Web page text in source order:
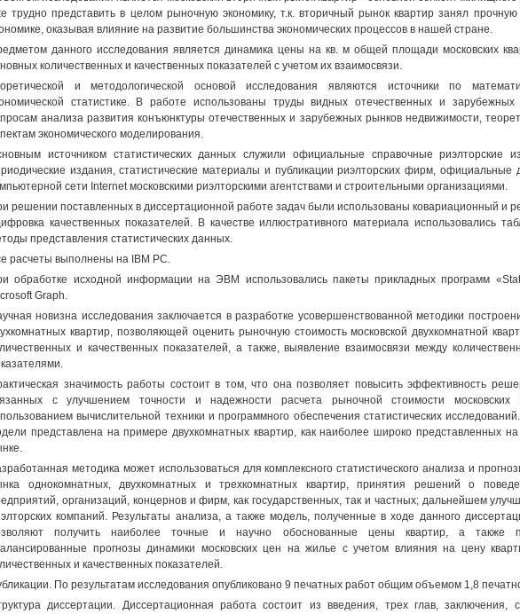
трудно представить в целом рыночную экономику, т.к. вторичный рынок квартир занял
оказывая влияние на развитие большинства экономических процессов в нашей стране.
данного исследования является динамика цены на кв. м общей площади московских
количественных и качественных показателей с учетом их взаимосвязи.
и методологической основой исследования являются источники по
статистике. В работе использованы труды видных отечественных и
анализа развития конъюнктуры отечественных и зарубежных рынков недвижимости,
экономического моделирования.
источником статистических данных служили официальные справочные риэлторские
издания, статистические материалы и публикации риэлторских фирм, официальные
сети Internet московскими риэлторскими агентствами и строительными организациями.
решении поставленных в диссертационной работе задач были использованы ковариационный и
качественных показателей. В качестве иллюстративного материала использовались
представления статистических данных.
расчеты выполнены на IBM PC.
обработке исходной информации на ЭВМ использовались пакеты прикладных программ
Graph.
новизна исследования заключается в разработке усовершенствованной методики
квартир, позволяющей оценить рыночную стоимость московской двухкомнатной
и качественных показателей, а также, выявление взаимосвязи между
значимость работы состоит в том, что она позволяет повысить эффективность
с улучшением точности и надежности расчета рыночной стоимости московских
вычислительной техники и программного обеспечения статистических
представлена на примере двухкомнатных квартир, как наиболее широко представленных на
методика может использоваться для комплексного статистического анализа и
однокомнатных, двухкомнатных и трехкомнатных квартир, принятия решений о
организаций, концернов и фирм, как государственных, так и частных; дальнейшем
компаний. Результаты анализа, а также модель, полученные в ходе данного
получить наиболее точные и научно обоснованные цены квартир, а также
прогнозы динамики московских цен на жилье с учетом влияния на цену
и качественных показателей.
По результатам исследования опубликовано 9 печатных работ общим объемом 1,8
диссертации. Диссертационная работа состоит из введения, трех глав, заключения,